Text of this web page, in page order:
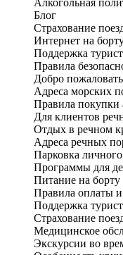
Алкогольная
Блог
Страхование
Интернет на
Поддержка
Правила
Добро
Адреса морских
Правила покупки
Для клиентов
Отдых в речном
Адреса речных
Парковка
Программы для
Питание на борту
Правила оплаты
Поддержка
Страхование
Медицинское
Экскурсии во